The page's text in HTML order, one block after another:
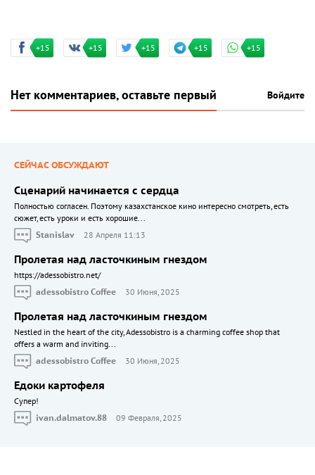
+15 +15 +15 +15 +15
Нет комментариев, оставьте первый Войдите
СЕЙЧАС ОБСУЖДАЮТ
Сценарий начинается с сердца
Полностью согласен. Поэтому казахстанское кино интересно смотреть, есть
сюжет, есть уроки и есть хорошие...
Stanislav
28 Апреля 11:13
Пролетая над ласточкиным гнездом
https://adessobistro.net/
adessobistro Coffee
30 Июня, 2025
Пролетая над ласточкиным гнездом
Nestled in the heart of the city, Adessobistro is a charming coffee shop that
offers a warm and inviting...
adessobistro Coffee
30 Июня, 2025
Едоки картофеля
Cупер!
ivan.dalmatov.88
09 Февраля, 2025